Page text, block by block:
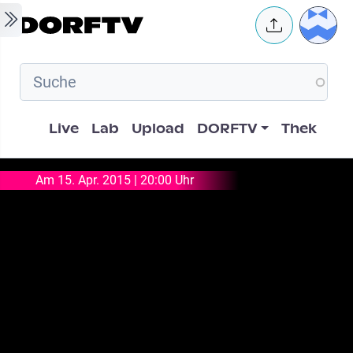
Skip to main content User
Hauptnavigation
Live Lab Upload DORFTV Thek
Am 15. Apr. 2015 | 20:00 Uhr